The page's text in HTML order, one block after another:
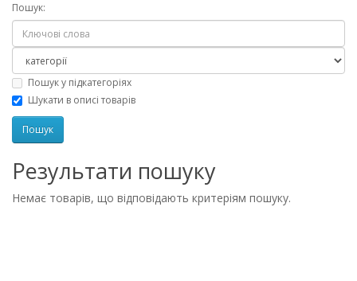
Пошук:
Пошук у підкатегоріях
Шукати в описі товарів
Результати пошуку
Немає товарів, що відповідають критеріям пошуку.